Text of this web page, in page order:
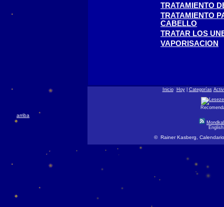
TRATAMIENTO
TRATAMIENTO
CABELLO
TRATAR LOS
VAPORISACION
arriba
Inicio Hoy| Categorías
© Rainer Kasberg,